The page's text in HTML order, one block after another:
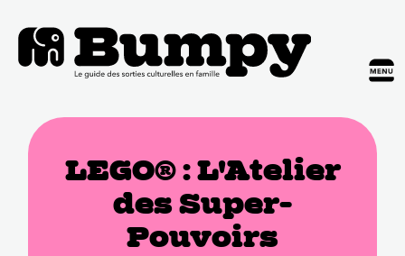
LEGO® : L'Atelier
des Super-
Pouvoirs